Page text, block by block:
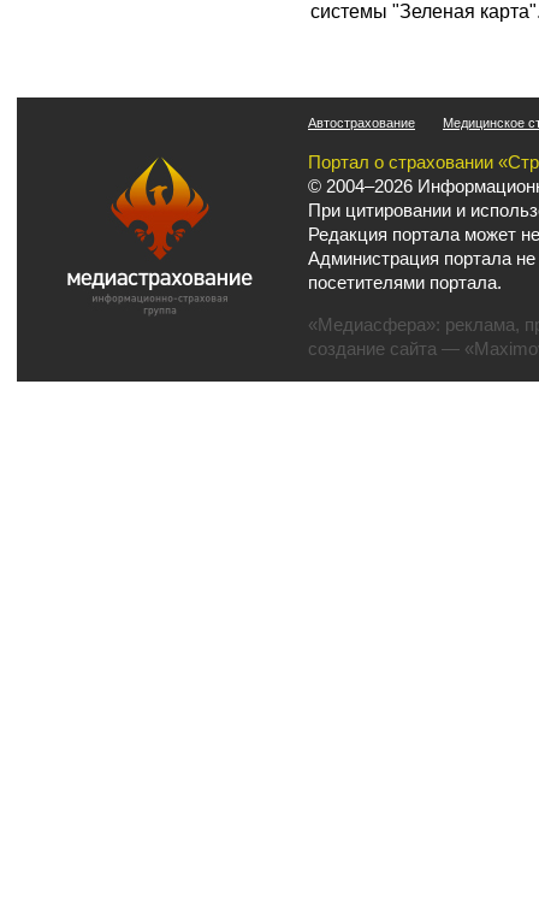
системы "Зеленая
Автострахование Медицинское
Портал о страховании
© 2004–2026
При цитировании и
Редакция портала может
Администрация портала
посетителями портала.
«Медиасфера»: реклама,
создание сайта —